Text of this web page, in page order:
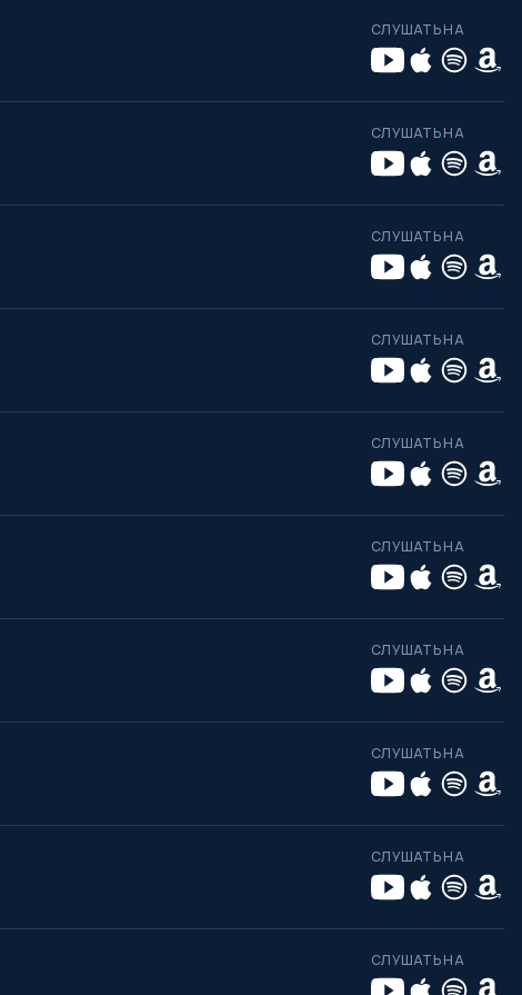
СЛУШАТЬ НА
СЛУШАТЬ НА
СЛУШАТЬ НА
СЛУШАТЬ НА
СЛУШАТЬ НА
СЛУШАТЬ НА
СЛУШАТЬ НА
СЛУШАТЬ НА
СЛУШАТЬ НА
СЛУШАТЬ НА